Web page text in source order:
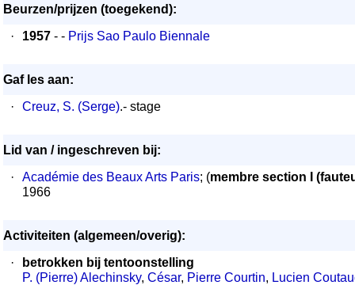
Beurzen/prijzen (toegekend):
·
1957 - - Prijs Sao Paulo Biennale
Gaf les aan:
·
Creuz, S. (Serge).- stage
Lid van / ingeschreven bij:
·
Académie des Beaux Arts Paris; (membre section I
1966
Activiteiten (algemeen/overig):
·
betrokken bij tentoonstelling
P. (Pierre) Alechinsky, César, Pierre Courtin, Lucien